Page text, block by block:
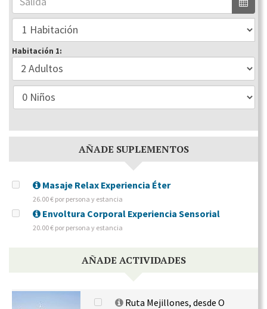
Habitación 1:
AÑADE SUPLEMENTOS
Masaje Relax Experiencia Éter
26.00 € por persona y estancia
Envoltura Corporal Experiencia Sensorial
20.00 € por persona y estancia
AÑADE ACTIVIDADES
Ruta Mejillones, desde O